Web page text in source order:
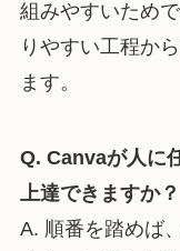
組みやすいため
りやすい工程か
ます。
Q. Canvaが人に
上達できますか？
A. 順番を踏めば